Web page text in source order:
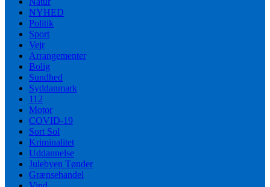
NYHED
Politik
Sport
Vejr
Arrangementer
Bolig
Sundhed
Syddanmark
112
Motor
COVID-19
Sort Sol
Kriminalitet
Uddannelse
Julebyen Tønder
Grænsehandel